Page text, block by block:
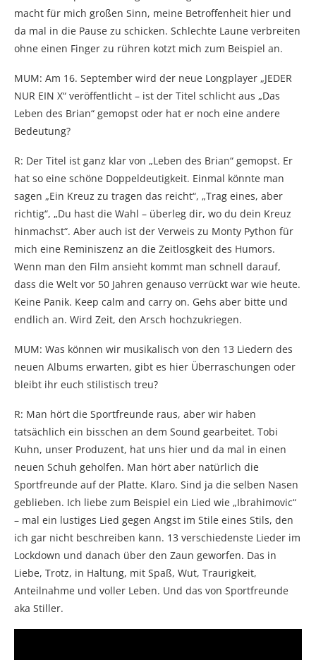
macht für mich großen Sinn, meine Betroffenheit hier und
da mal in die Pause zu schicken. Schlechte Laune verbreiten
ohne einen Finger zu rühren kotzt mich zum Beispiel an.
MUM: Am 16. September wird der neue Longplayer „JEDER
NUR EIN X“ veröffentlicht – ist der Titel schlicht aus „Das
Leben des Brian“ gemopst oder hat er noch eine andere
Bedeutung?
R: Der Titel ist ganz klar von „Leben des Brian“ gemopst. Er
hat so eine schöne Doppeldeutigkeit. Einmal könnte man
sagen „Ein Kreuz zu tragen das reicht“, „Trag eines, aber
richtig“, „Du hast die Wahl – überleg dir, wo du dein Kreuz
hinmachst“. Aber auch ist der Verweis zu Monty Python für
mich eine Reminiszenz an die Zeitlosgkeit des Humors.
Wenn man den Film ansieht kommt man schnell darauf,
dass die Welt vor 50 Jahren genauso verrückt war wie heute.
Keine Panik. Keep calm and carry on. Gehs aber bitte und
endlich an. Wird Zeit, den Arsch hochzukriegen.
MUM: Was können wir musikalisch von den 13 Liedern des
neuen Albums erwarten, gibt es hier Überraschungen oder
bleibt ihr euch stilistisch treu?
R: Man hört die Sportfreunde raus, aber wir haben
tatsächlich ein bisschen an dem Sound gearbeitet. Tobi
Kuhn, unser Produzent, hat uns hier und da mal in einen
neuen Schuh geholfen. Man hört aber natürlich die
Sportfreunde auf der Platte. Klaro. Sind ja die selben Nasen
geblieben. Ich liebe zum Beispiel ein Lied wie „Ibrahimovic“
– mal ein lustiges Lied gegen Angst im Stile eines Stils, den
ich gar nicht beschreiben kann. 13 verschiedenste Lieder im
Lockdown und danach über den Zaun geworfen. Das in
Liebe, Trotz, in Haltung, mit Spaß, Wut, Traurigkeit,
Anteilnahme und voller Leben. Und das von Sportfreunde
aka Stiller.